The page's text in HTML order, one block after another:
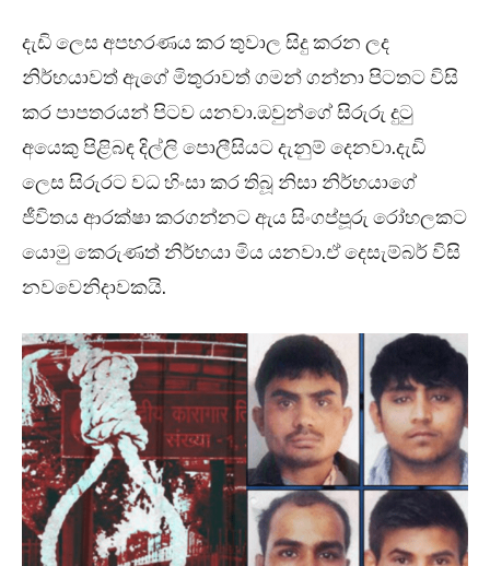
දැඩි ලෙස අපහරණය කර තුවාල සිදු කරන ලද
නිර්භයාවත් ඇගේ මිතුරාවත් ගමන් ගන්නා පිටතට විසි
කර පාපතරයන් පිටව යනවා.ඔවුන්ගේ සිරුරු දුටු
අයෙකු පිළිබඳ දිල්ලි පොලීසියට දැනුම් දෙනවා.දැඩි
ලෙස සිරුරට වධ හිංසා කර තිබූ නිසා නිර්භයාගේ
ජීවිතය ආරක්ෂා කරගන්නට ඇය සිංගප්පූරු රෝහලකට
යොමු කෙරුණත් නිර්භයා මිය යනවා.ඒ දෙසැම්බර් විසි
නවවෙනිදාවකයි.